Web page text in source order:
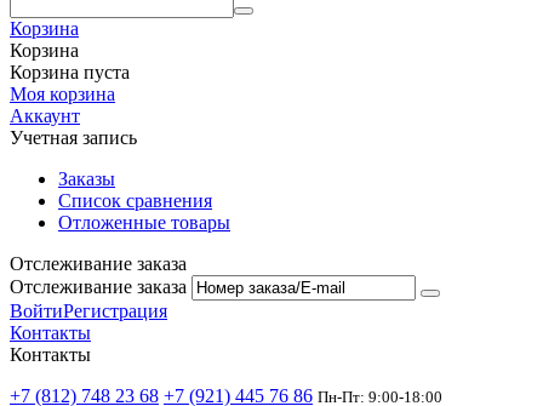
Корзина
Корзина
Корзина пуста
Моя корзина
Аккаунт
Учетная запись
Заказы
Список сравнения
Отложенные товары
Отслеживание заказа
Отслеживание заказа
ВойтиРегистрация
Контакты
Контакты
+7 (812) 748 23 68 +7 (921) 445 76 86 Пн-Пт: 9:00-18:00